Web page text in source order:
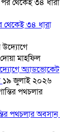
থেকেই ৩৪ ধারা
অ্যাডভোকেট
১৯ জুলাই ২০২৬
পথচলার অবসান